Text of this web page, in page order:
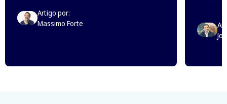
Artigo por:
Massimo Forte